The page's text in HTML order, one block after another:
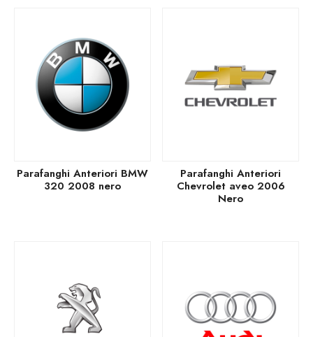
Parafanghi Anteriori BMW
320 2008 nero
Parafanghi Anteriori
Chevrolet aveo 2006
Nero